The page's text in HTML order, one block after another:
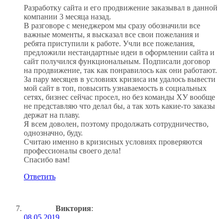
Разработку сайта и его продвижение заказывал в данной
компании 3 месяца назад.
В разговоре с менеджером мы сразу обозначили все
важные моменты, я высказал все свои пожелания и
ребята приступили к работе. Учли все пожелания,
предложили нестандартные идеи в оформлении сайта и
сайт получился функциональным. Подписали договор
на продвижение, так как понравилось как они работают.
За пару месяцев в условиях кризиса им удалось вывести
мой сайт в топ, повысить узнаваемость в социальных
сетях, бизнес сейчас просел, но без команды ХУ вообще
не представляю что делал бы, а так хоть какие-то заказы
держат на плаву.
Я всем доволен, поэтому продолжать сотрудничество,
однозначно, буду.
Считаю именно в кризисных условиях проверяются
профессионалы своего дела!
Спасибо вам!
Ответить
Виктория: